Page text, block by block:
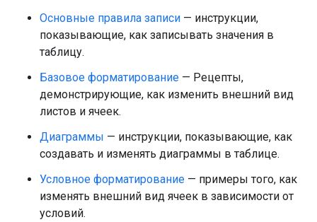
Основные правила записи — инструкции,
показывающие, как записывать значения в
таблицу.
Базовое форматирование — Рецепты,
демонстрирующие, как изменить внешний вид
листов и ячеек.
Диаграммы — инструкции, показывающие, как
создавать и изменять диаграммы в таблице.
Условное форматирование — примеры того, как
изменять внешний вид ячеек в зависимости от
условий.